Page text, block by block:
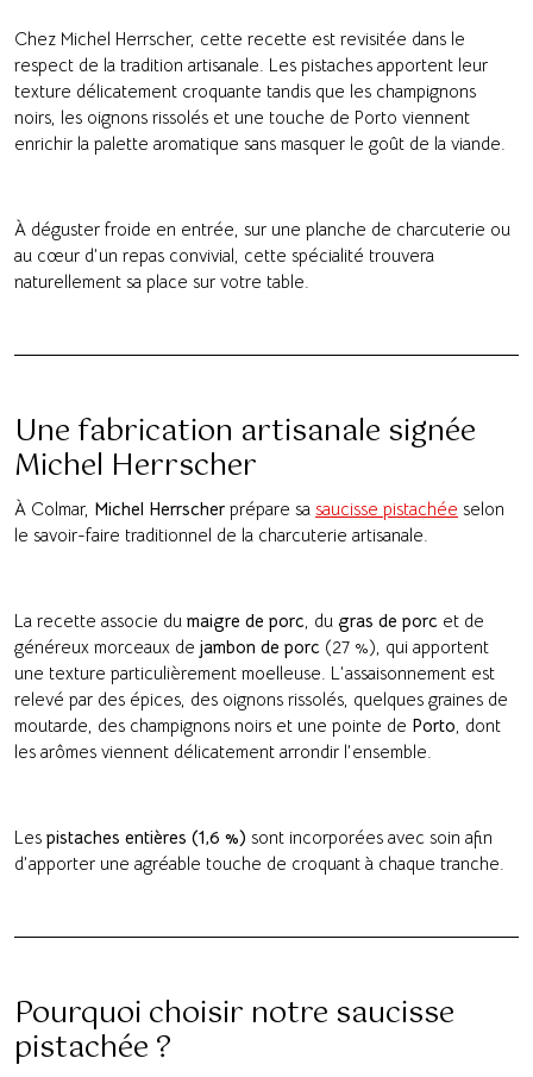
Chez Michel Herrscher, cette recette est revisitée dans le
respect de la tradition artisanale. Les pistaches apportent leur
texture délicatement croquante tandis que les champignons
noirs, les oignons rissolés et une touche de Porto viennent
enrichir la palette aromatique sans masquer le goût de la viande.
À déguster froide en entrée, sur une planche de charcuterie ou
au cœur d’un repas convivial, cette spécialité trouvera
naturellement sa place sur votre table.
Une fabrication artisanale signée
Michel Herrscher
À Colmar, Michel Herrscher prépare sa saucisse pistachée selon
le savoir-faire traditionnel de la charcuterie artisanale.
La recette associe du maigre de porc , du gras de porc et de
généreux morceaux de jambon de porc (27 %), qui apportent
une texture particulièrement moelleuse. L’assaisonnement est
relevé par des épices, des oignons rissolés, quelques graines de
moutarde, des champignons noirs et une pointe de Porto , dont
les arômes viennent délicatement arrondir l’ensemble.
Les pistaches entières (1,6 %) sont incorporées avec soin afin
d’apporter une agréable touche de croquant à chaque tranche.
Pourquoi choisir notre saucisse
pistachée ?